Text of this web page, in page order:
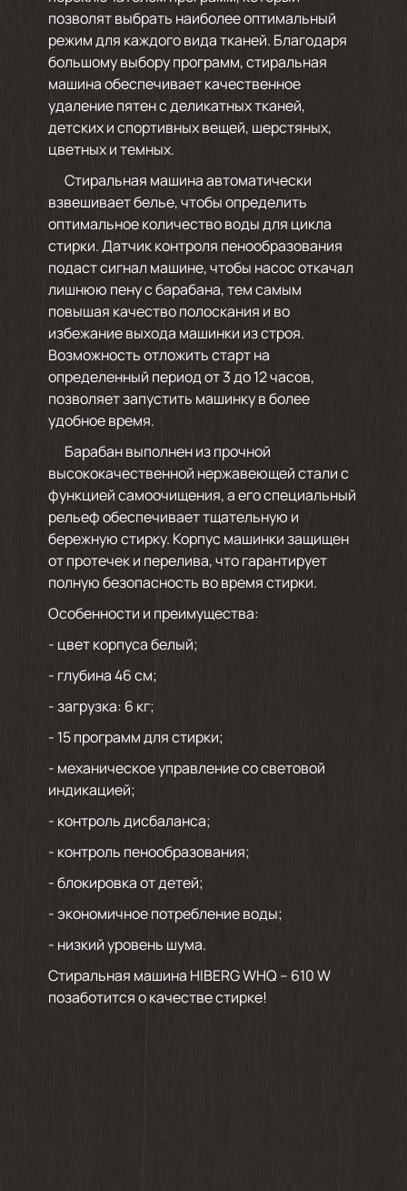
позволят выбрать наиболее оптимальный
режим для каждого вида тканей. Благодаря
большому выбору программ, стиральная
машина обеспечивает качественное
удаление пятен с деликатных тканей,
детских и спортивных вещей, шерстяных,
цветных и темных.
Стиральная машина автоматически
взвешивает белье, чтобы определить
оптимальное количество воды для цикла
стирки. Датчик контроля пенообразования
подаст сигнал машине, чтобы насос откачал
лишнюю пену с барабана, тем самым
повышая качество полоскания и во
избежание выхода машинки из строя.
Возможность отложить старт на
определенный период от 3 до 12 часов,
позволяет запустить машинку в более
удобное время.
Барабан выполнен из прочной
высококачественной нержавеющей стали с
функцией самоочищения, а его специальный
рельеф обеспечивает тщательную и
бережную стирку. Корпус машинки защищен
от протечек и перелива, что гарантирует
полную безопасность во время стирки.
Особенности и преимущества:
- цвет корпуса белый;
- глубина 46 см;
- загрузка: 6 кг;
- 15 программ для стирки;
- механическое управление со световой
индикацией;
- контроль дисбаланса;
- контроль пенообразования;
- блокировка от детей;
- экономичное потребление воды;
- низкий уровень шума.
Стиральная машина HIBERG WHQ – 610 W
позаботится о качестве стирке!